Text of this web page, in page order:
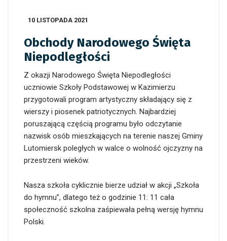
10 LISTOPADA 2021
Obchody Narodowego Święta
Niepodległości
Z okazji Narodowego Święta Niepodległości
uczniowie Szkoły Podstawowej w Kazimierzu
przygotowali program artystyczny składający się z
wierszy i piosenek patriotycznych. Najbardziej
poruszającą częścią programu było odczytanie
nazwisk osób mieszkających na terenie naszej Gminy
Lutomiersk poległych w walce o wolność ojczyzny na
przestrzeni wieków.
Nasza szkoła cyklicznie bierze udział w akcji „Szkoła
do hymnu”, dlatego też o godzinie 11: 11 cała
społeczność szkolna zaśpiewała pełną wersję hymnu
Polski.